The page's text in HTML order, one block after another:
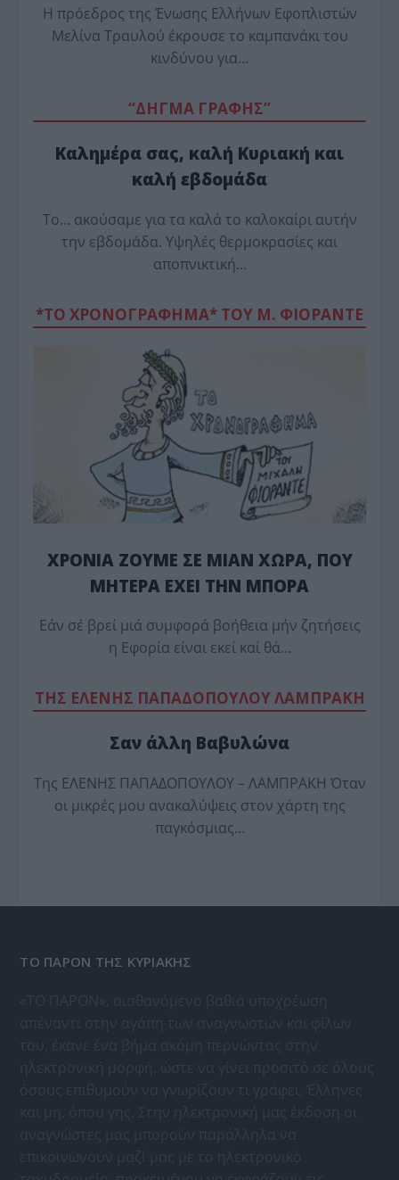
Η πρόεδρος της Ένωσης Ελλήνων Εφοπλιστών
Μελίνα Τραυλού έ­κρουσε το καμπανάκι του
κινδύνου για…
“ΔΗΓΜΑ ΓΡΑΦΗΣ”
Καλημέρα σας, καλή Κυριακή και
καλή εβδομάδα
Το… ακούσαμε για τα καλά το καλοκαίρι αυτήν
την εβδομάδα. Υψηλές θερμοκρασίες και
αποπνικτική…
*ΤΟ ΧΡΟΝΟΓΡΑΦΗΜΑ* ΤΟΥ Μ. ΦΙΟΡΆΝΤΕ
ΧΡΟΝΙΑ ΖΟΥΜΕ ΣΕ ΜΙΑΝ ΧΩΡΑ, ΠΟΥ
ΜΗΤΕΡΑ ΕΧΕΙ ΤΗΝ ΜΠΟΡΑ
Εάν σέ βρεί μιά συμφορά βοήθεια μήν ζητήσεις
η Εφορία είναι εκεί καί θά…
TΗΣ ΕΛΕΝΗΣ ΠΑΠΑΔΟΠΟΥΛΟΥ ΛΑΜΠΡΑΚΗ
Σαν άλλη Βαβυλώνα
Της ΕΛΕΝΗΣ ΠΑΠΑΔΟΠΟΥΛΟΥ – ΛΑΜΠΡΑΚΗ Όταν
οι μικρές μου ανακαλύψεις στον χάρτη της
παγκόσμιας…
ΤΟ ΠΑΡΟΝ ΤΗΣ ΚΥΡΙΑΚΗΣ